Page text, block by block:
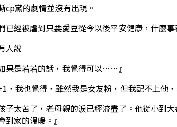
cp黨的劇情並沒有出現。
已經被虐到只要愛豆從今以後平安健康，什麼
人說──
果是若若的話，我覺得可以……』
，我也覺得，雖然我是女友粉，但我配不上他
子太苦了，老母親的淚已經流盡了。他從小到
到家的溫暖。』